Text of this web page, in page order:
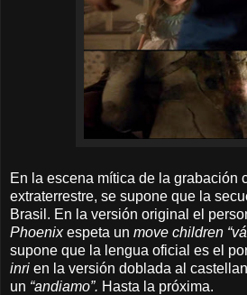
En la escena mítica de la grabación
extraterrestre, se supone que la
Brasil. En la versión original el
Phoenixespeta un move children
supone que la lengua oficial es el
inri en la versión doblada al
un “andiamo”. Hasta la próxima.